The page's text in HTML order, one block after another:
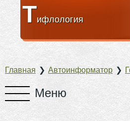
Тифлология
Главная ❯ Автоинформатор ❯